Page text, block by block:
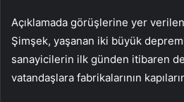
Açıklamada görüşlerine yer
Şimşek, yaşanan iki büyük
sanayicilerin ilk günden itibaren
vatandaşlara fabrikalarının